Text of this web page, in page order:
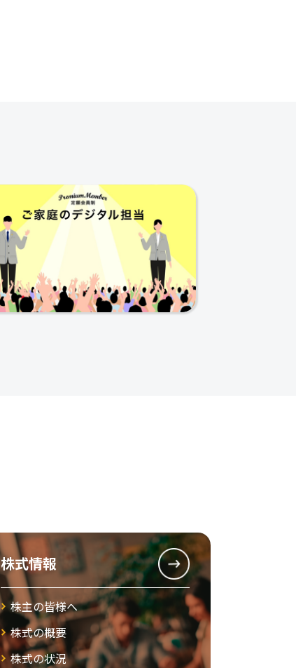
株式情報
株主の皆様へ
株式の概要
株式の状況